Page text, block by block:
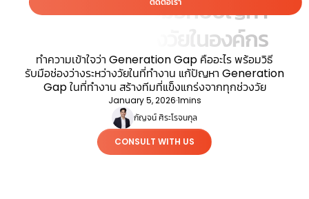
พร้อม 5 วิธีรับมือกับปัญหา
ช่องว่างระหว่างวัยในองค์กร
ทำความเข้าใจว่า Generation Gap คืออะไร พร้อมวิธี
รับมือช่องว่างระหว่างวัยในที่ทำงาน แก้ปัญหา Generation
Gap ในที่ทำงาน สร้างทีมที่แข็งแกร่งจากทุกช่วงวัย
January 5, 2026·1mins
กัญจน์ ศิระโรจนกุล
CONSULT WITH US